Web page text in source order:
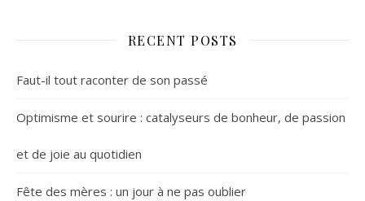
RECENT POSTS
Faut-il tout raconter de son passé
Optimisme et sourire : catalyseurs de bonheur, de passion
et de joie au quotidien
Fête des mères : un jour à ne pas oublier